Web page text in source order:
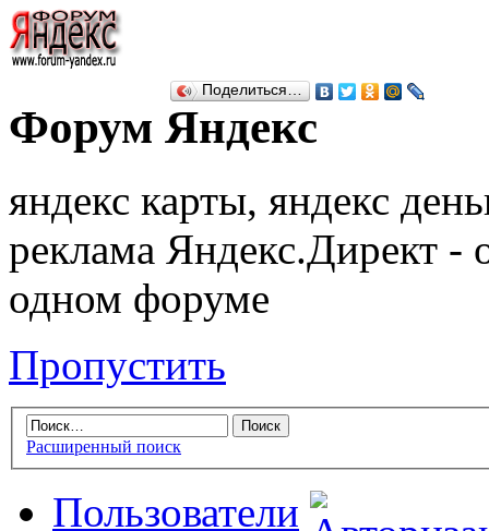
Форум Яндекс
яндекс карты, яндекс
реклама Яндекс.Директ -
одном форуме
Пропустить
Расширенный поиск
Пользователи
Поделиться…